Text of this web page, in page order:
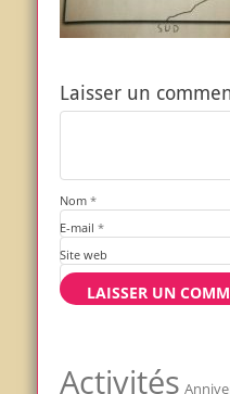
Laisser un
Nom *
E-mail *
Site web
Activités